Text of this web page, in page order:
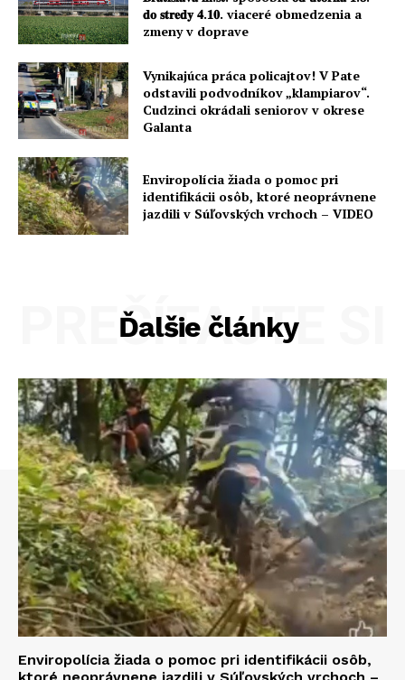
𝐝𝐨 𝐬𝐭𝐫𝐞𝐝𝐲 𝟒.𝟏𝟎. viaceré obmedzenia a
zmeny v doprave
Vynikajúca práca policajtov! V Pate
odstavili podvodníkov „klampiarov“.
Cudzinci okrádali seniorov v okrese
Galanta
Enviropolícia žiada o pomoc pri
identifikácii osôb, ktoré neoprávnene
jazdili v Súľovských vrchoch – VIDEO
Ďalšie články
PREČÍTAJTE SI
Enviropolícia žiada o pomoc pri identifikácii osôb,